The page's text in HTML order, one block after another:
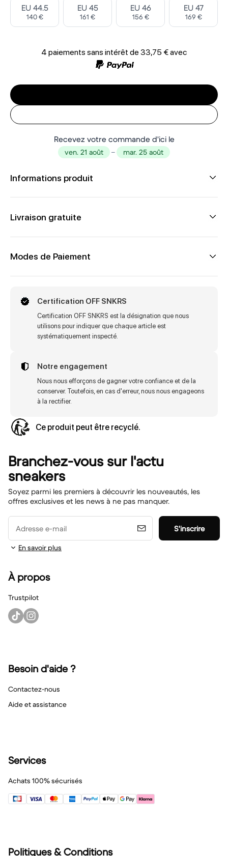
Select ‎
EU 44.5
140 €
Select ‎
EU 45
161 €
Select ‎
EU 46
156 €
Select ‎
EU 47
169 €
4 paiements sans intérêt de 33,75 €avec
Recevez votre commande d'ici le
ven. 21 août – mar. 25 août
Informations produit
Livraison gratuite
Modes de Paiement
Certification OFF SNKRS
Certification OFF SNKRS est la désignation que nous
utilisons pour indiquer que chaque article est
systématiquement inspecté.
Notre engagement
Nous nous efforçons de gagner votre confiance et de la
conserver. Toutefois, en cas d'erreur, nous nous engageons
à la rectifier.
Ce produit peut être recyclé.
Branchez-vous sur l'actu
sneakers
Soyez parmi les premiers à découvrir les nouveautés, les
offres exclusives et les news à ne pas manquer.
Adresse e-mail S'inscrire
En savoir plus
À propos
Trustpilot
Besoin d'aide ?
Contactez-nous
Aide et assistance
Services
Achats 100% sécurisés
Politiques & Conditions